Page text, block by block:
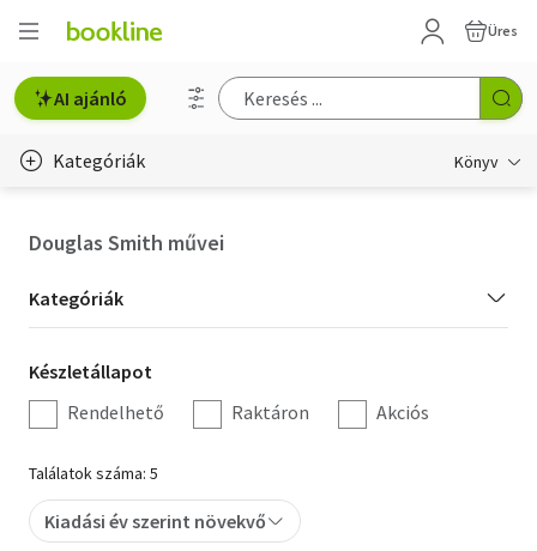
Üres
AI ajánló
Kategóriák Könyv
Hobbi, szabadidő
Irodalom
Művészet
Szakkönyv
Douglas Smith művei
Kategória
szűrés
Kategóriák
Készletállapot
szűrés
Készletállapot
Rendelhető
Raktáron Akciós
Találatok száma: 5
Kiadási év szerint növekvő